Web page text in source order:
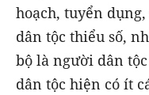
hoạch, tuyển
dân tộc thiểu số,
bộ là người dân
dân tộc hiện có ít